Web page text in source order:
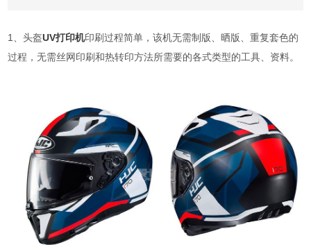
1、头盔UV打印机印刷过程简单，该机无需制版、晒版、重复套色的
过程，无需丝网印刷和热转印方法所需要的各式类型的工具、资料。